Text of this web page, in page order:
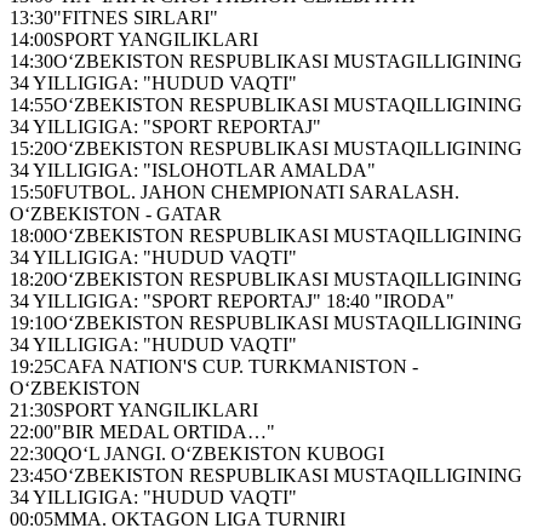
13:30"FITNES SIRLARI"
14:00SPORT YANGILIKLARI
14:30O‘ZBEKISTON RESPUBLIKASI MUSTAGILLIGINING
34 YILLIGIGA: "HUDUD VAQTI"
14:55O‘ZBEKISTON RESPUBLIKASI MUSTAQILLIGINING
34 YILLIGIGA: "SPORT REPORTAJ"
15:20O‘ZBEKISTON RESPUBLIKASI MUSTAQILLIGINING
34 YILLIGIGA: "ISLOHOTLAR AMALDA"
15:50FUTBOL. JAHON CHEMPIONATI SARALASH.
O‘ZBEKISTON - GATAR
18:00O‘ZBEKISTON RESPUBLIKASI MUSTAQILLIGINING
34 YILLIGIGA: "HUDUD VAQTI"
18:20O‘ZBEKISTON RESPUBLIKASI MUSTAQILLIGINING
34 YILLIGIGA: "SPORT REPORTAJ" 18:40 "IRODA"
19:10O‘ZBEKISTON RESPUBLIKASI MUSTAQILLIGINING
34 YILLIGIGA: "HUDUD VAQTI"
19:25CAFA NATION'S CUP. TURKMANISTON -
O‘ZBEKISTON
21:30SPORT YANGILIKLARI
22:00"BIR MEDAL ORTIDA…"
22:30QO‘L JANGI. O‘ZBEKISTON KUBOGI
23:45O‘ZBEKISTON RESPUBLIKASI MUSTAQILLIGINING
34 YILLIGIGA: "HUDUD VAQTI"
00:05MMA. OKTAGON LIGA TURNIRI